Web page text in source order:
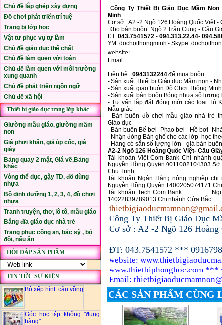
Chủ đề lắp ghép xây dựng
Đồ chơi phát triển trí tuệ
Trang bị lớp học
Vật tư phục vụ tự làm
Chủ đề giáo dục thể chất
Chủ đề làm quen với toán
Chủ đề làm quen với môi trường
xung quanh
Chủ đề phát triển ngôn ngữ
Chủ đề xã hội
Thiết bị giáo dục trong lớp khác
Giường mẫu giáo, giường mầm
non
Giá phơi khăn, giá úp cốc, giá
giày
Bảng quay 2 mặt, Giá vẽ,Bảng
khác
Vòng thể dục, gậy TD, đồ dùng
nhựa
Bộ dinh dưỡng 1, 2, 3, 4, đồ chơi
nhựa
Tranh truyện, thơ, lô tô, mẫu giáo
Băng đĩa giáo dục nhà trẻ
Trang phục công an, bác sỹ , bộ
đội, nấu ăn
HỎI ĐÁP SẢN PHẨM
TIN TỨC SỰ KIỆN
Bộ xếp hình cầu vồng
Góc học tập không "đụng
hàng"
Công Ty Thiết Bị Giáo Dục Mầm
Minh
Cơ sở : A2 -2 Ngõ 126 Hoàng Quốc Việt -
Kho bán buôn: Ngõ 2 Trần Cung - Cầu
ĐT: 043.7541572 - 094.313.22.44-
YM: dochoithongminh - Skype:
website:
Email:
Liên hệ : 0943132244 để mua buôn
- Sản xuất Thiết bị Giáo dục Mầm non -
- Sản xuất giao buôn Đồ Chơi Thông
- Sản xuất bán buôn Bóng nhựa số lượng
- Tư vấn lắp đặt đóng mới các loại Tủ
Mẫu giáo
- Bán buôn đồ chơi mẫu giáo nhà trẻ
Giáo dục
- Bán buôn Bể bơi- Phao bơi - Hồ bơi-
- Nhận đóng Bàn ghế cho các lớp học
- Hàng có sẵn số lượng lớn - giá bán buôn
A2-2 Ngõ 126 Hoàng Quốc Việt- Cầu
Tài khoản Việt Com Bank Chi nhánh
Nguyễn Hồng Quyên 0011002104303
Chu Trinh
Tài khoản Ngân Hàng nông nghiệp
Nguyễn Hồng Quyên 1400205074171
Tài khoản Tech Com Bank :
14022839789013 Chi nhánh Cửa Bắc
Công Ty Thiết Bị Giáo Dục
Cơ sở : A2 -2 Ngõ 126
ĐT: 043.7541572 ***
website:
www.thietbiphonghoc.com ***
Email:
CÁC SẢN PHẨM CÙNG